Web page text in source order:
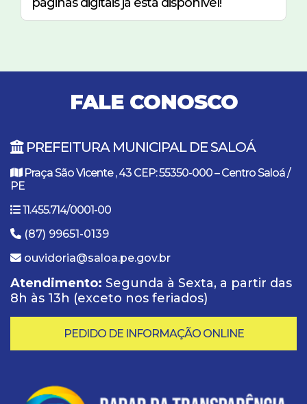
FALE CONOSCO
PREFEITURA MUNICIPAL DE SALOÁ
Praça São Vicente , 43 CEP: 55350-000 – Centro Saloá /
PE
11.455.714/0001-00
(87) 99651-0139
ouvidoria@saloa.pe.gov.br
Atendimento: Segunda à Sexta, a partir das
8h às 13h (exceto nos feriados)
PEDIDO DE INFORMAÇÃO ONLINE